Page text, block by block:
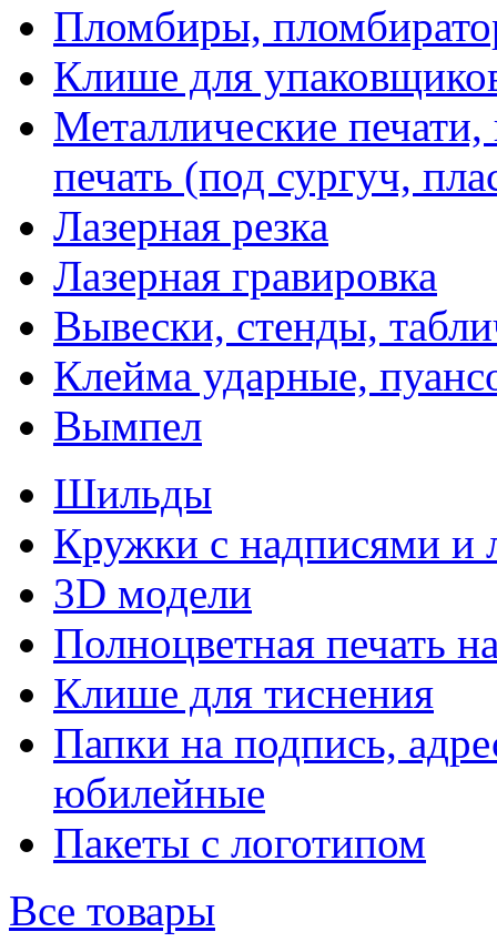
Пломбиры,
Клише для
Металлические
печать (под сургуч,
Лазерная резка
Лазерная гравировка
Вывески, стенды,
Клейма ударные,
Вымпел
Шильды
Кружки с надписями и
3D модели
Полноцветная печать
Клише для тиснения
Папки на подпись,
юбилейные
Пакеты с логотипом
Все товары